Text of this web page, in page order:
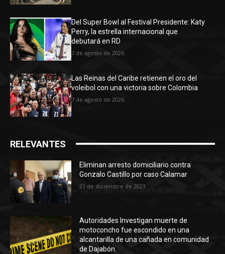
Del Super Bowl al Festival Presidente: Katy
Perry, la estrella internacional que
debutará en RD
7 de agosto de 2026
Las Reinas del Caribe retienen el oro del
voleibol con una victoria sobre Colombia
7 de agosto de 2026
RELEVANTES
Eliminan arresto domiciliario contra
Gonzalo Castillo por caso Calamar
21 de diciembre de 2023
Autoridades Investigan muerte de
motoconcho fue escondido en una
alcantarilla de una cañada en comunidad
de Dajabón.